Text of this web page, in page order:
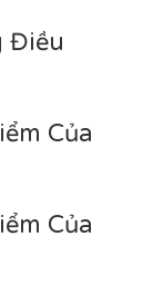
Điều
Của
Của